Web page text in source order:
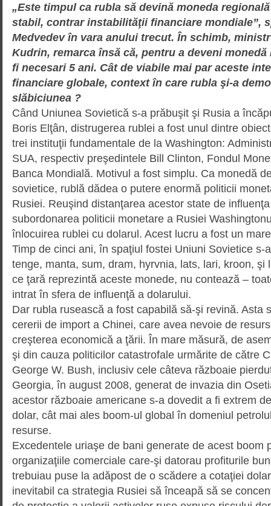
„Este timpul ca rubla să devină moneda
stabil, contrar instabilităţii financiare mondiale”,
Med­vedev în vara anului trecut. În schimb,
Kudrin, remarca însă că, pentru a deveni
fi necesari 5 ani. Cât de viabile mai par aceste
financiare globale, context în care rubla şi-a
slă­biciunea ?
Când Uniunea Sovietică s-a pră­bu­şit şi Rusia a
Boris Elţân, distrugerea rublei a fost unul dintre
trei instituţii funda­mentale de la Washington:
SUA, respectiv pre­şe­dintele Bill Clinton, Fondul
Banca Mondială. Motivul a fost simplu. Ca monedă
sovietice, rublă dădea o putere enormă politicii
Rusiei. Reuşind distanţarea acestor state de
subordonarea politicii monetare a Rusiei
înlocuirea rublei cu dolarul. Acest lucru a fost un
Timp de cinci ani, în spaţiul fostei Uniuni Sovietice s-
tenge, manta, sum, dram, hyrvnia, lats, lari, kroon, şi
ce ţară reprezintă aceste monede, nu contează –
intrat în sfera de influenţă a dolarului.
Dar rubla rusească a fost capabilă să-şi revină. Asta
cererii de import a Chinei, care avea nevoie de
creşterea economică a ţării. În mare măsură, de
şi din cauza politicilor catastrofale urmărite de către
George W. Bush, inclusiv cele câteva războaie
Georgia, în august 2008, ge­nerat de invazia din
acestor războaie americane s-a dovedit a fi extrem
dolar, cât mai ales boom-ul global în domeniul
resurse.
Excedentele uriaşe de bani generate de acest boom
organizaţiile comerciale care-şi datorau profiturile
trebuiau puse la adăpost de o scădere a cotaţiei
inevitabil ca strategia Rusiei să înceapă să se